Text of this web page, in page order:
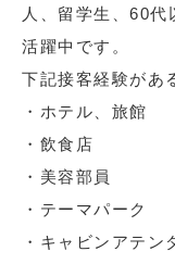
人、留学生、60
活躍中です。
下記接客経験があ
・ホテル、旅館
・飲食店
・美容部員
・テーマパーク
・キャビンアテン